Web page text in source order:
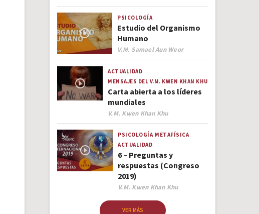
PSICOLOGÍA
Estudio del Organismo
Humano
Author
V.M. Samael Aun Weor
ACTUALIDAD
MENSAJES DEL V.M. KWEN KHAN KHU
Carta abierta a los líderes
mundiales
Author
V.M. Kwen Khan Khu
PSICOLOGÍA METAFÍSICA
ACTUALIDAD
6 – Preguntas y
respuestas (Congreso
2019)
Author
V.M. Kwen Khan Khu
VER MÁS